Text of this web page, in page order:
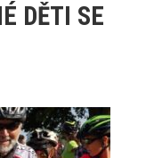
DĚTI SE